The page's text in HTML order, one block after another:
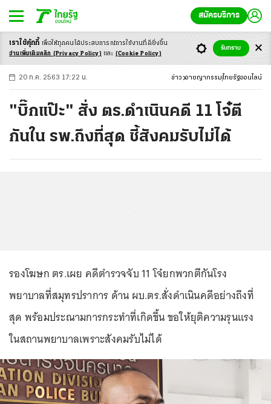
สมัครบริการ
-ก ก ก+
20 ก.ค. 2563 17:22 น. ข่าว อาชญากรรม ไทยรัฐออนไลน์
"บิ๊กแป๊ะ" สั่ง ตร.ดำเนินคดี 11 โจ๋ตี
กันใน รพ.ถึงที่สุด ชี้สังคมรับไม่ได้
รองโฆษก ตร.เผย คดีตำรวจจับ 11 โจ๋ยกพวกตีกันโรง
พยาบาลที่สมุทรปราการ ด้าน ผบ.ตร.สั่งดำเนินคดีอย่างถึงที่
สุด พร้อมประณามการกระทำที่เกิดขึ้น ขอให้ยุติความรุนแรง
ในสถานพยาบาลเพราะสังคมรับไม่ได้
เราใช้คุ้กกี้ เพื่อให้ทุกคนได้ประสบการณ์การใช้งานที่ดียิ่งขึ้น
อ่านเพิ่มเติมคลิก (Privacy Policy) และ (Cookie Policy)
รับทราบ